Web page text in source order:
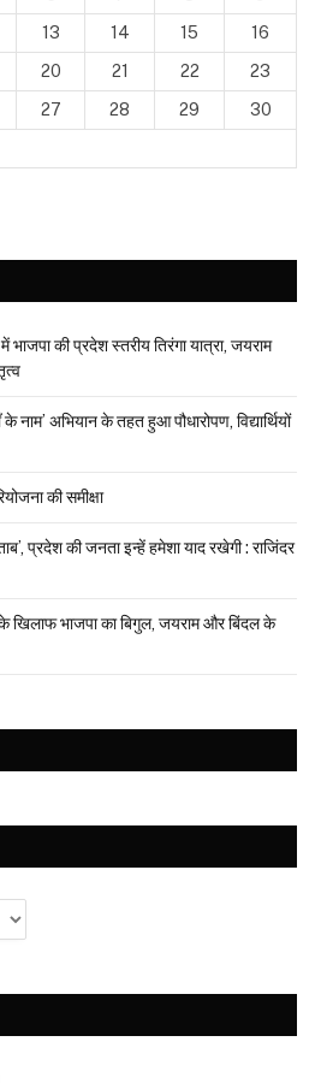
13 14 15
16
20 21 22
23
27 28 29
30
की प्रदेश स्तरीय तिरंगा यात्रा, जयराम
अभियान के तहत हुआ पौधारोपण, विद्यार्थियों
की समीक्षा
प्रदेश की जनता इन्हें हमेशा याद रखेगी : राजिंदर
के खिलाफ भाजपा का बिगुल, जयराम और बिंदल के